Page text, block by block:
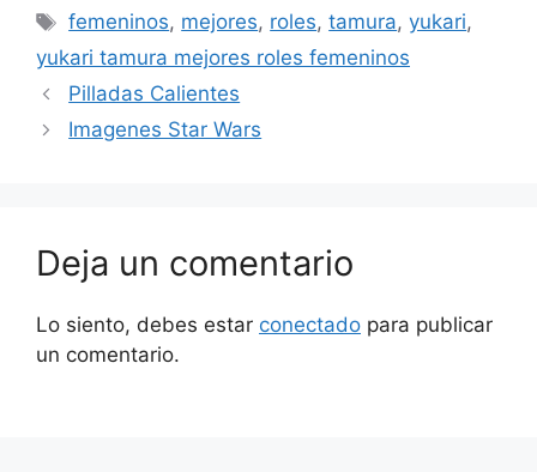
Etiquetas
femeninos, mejores, roles,tamura,yukari,
yukari tamura mejores roles femeninos
Pilladas Calientes
Imagenes Star Wars
Deja un comentario
Lo siento, debes estar conectado para publicar
un comentario.